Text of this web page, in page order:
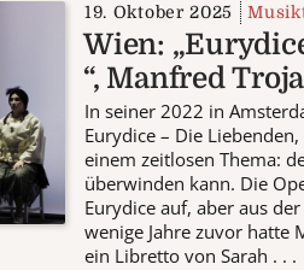
19. Oktober 2025
Wien:
“, Manfred
In seiner 2022 in
Eurydice – Die
einem zeitlosen Thema:
überwinden kann. Die
Eurydice auf, aber aus
wenige Jahre zuvor hatte
ein Libretto von Sarah . . .